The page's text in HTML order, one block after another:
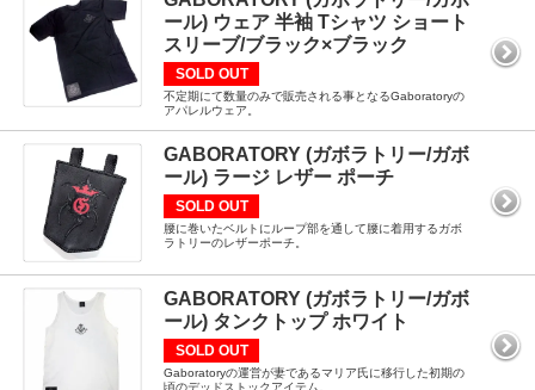
ール) ウェア 半袖 Tシャツ ショート
スリーブ/ブラック×ブラック
SOLD OUT
不定期にて数量のみで販売される事となるGaboratoryの
アパレルウェア。
GABORATORY (ガボラトリー/ガボ
ール) ラージ レザー ポーチ
SOLD OUT
腰に巻いたベルトにループ部を通して腰に着用するガボ
ラトリーのレザーポーチ。
GABORATORY (ガボラトリー/ガボ
ール) タンクトップ ホワイト
SOLD OUT
Gaboratoryの運営が妻であるマリア氏に移行した初期の
頃のデッドストックアイテム。